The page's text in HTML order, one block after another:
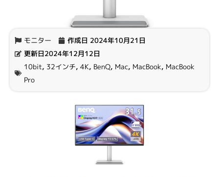
モニター 作成日 2024年10月21日
更新日2024年12月12日
10bit, 32インチ, 4K, BenQ, Mac, MacBook, MacBook
Pro